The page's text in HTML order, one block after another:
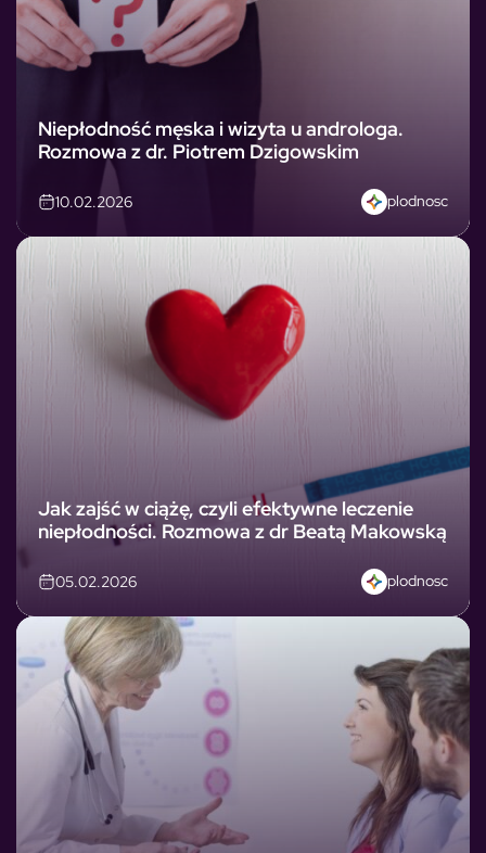
Niepłodność męska i wizyta u androloga.
Rozmowa z dr. Piotrem Dzigowskim
10.02.2026 plodnosc
Jak zajść w ciążę, czyli efektywne leczenie
niepłodności. Rozmowa z dr Beatą Makowską
05.02.2026 plodnosc